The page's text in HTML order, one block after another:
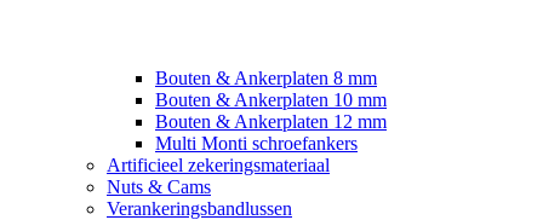
Bouten & Ankerplaten 8 mm
Bouten & Ankerplaten 10 mm
Bouten & Ankerplaten 12 mm
Multi Monti schroefankers
Artificieel zekeringsmateriaal
Nuts & Cams
Verankeringsbandlussen